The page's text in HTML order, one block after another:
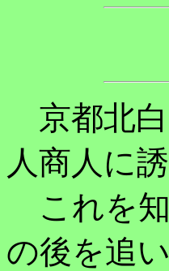
京都北白
人商人に
これを知
の後を追